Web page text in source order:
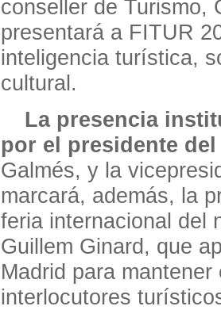
conseller de Turismo,
presentará a FITUR
inteligencia turística,
cultural.
La presencia
por el presidente
Galmés, y la
marcará, además, la
feria internacional del
Guillem Ginard, que
Madrid para
interlocutores